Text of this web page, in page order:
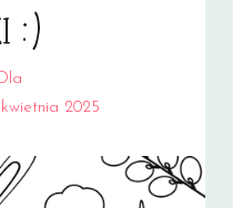
:)
kwietnia 2025